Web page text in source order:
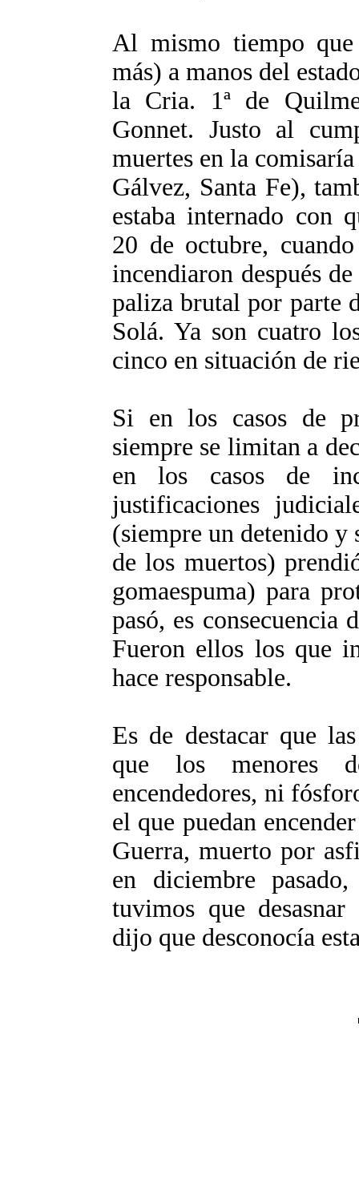
Al mismo tiempo que
más) a manos del
la Cria. 1ª de
Gonnet. Justo al
muertes en la
Gálvez, Santa Fe),
estaba internado con
20 de octubre,
incendiaron después
paliza brutal por parte
Solá. Ya son cuatro
cinco en situación de
Si en los casos de
siempre se limitan a
en los casos de
justificaciones
(siempre un detenido y
de los muertos)
gomaespuma) para
pasó, es
Fueron ellos los que
hace responsable.
Es de destacar que
que los menores
encendedores, ni
el que puedan
Guerra, muerto por
en diciembre
tuvimos que
dijo que desconocía